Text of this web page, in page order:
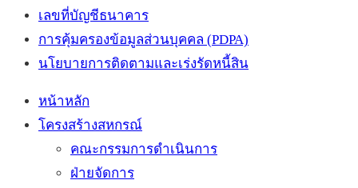
เลขที่บัญชีธนาคาร
การคุ้มครองข้อมูลส่วนบุคคล (PDPA)
นโยบายการติดตามและเร่งรัดหนี้สิน
หน้าหลัก
โครงสร้างสหกรณ์
คณะกรรมการดำเนินการ
ฝ่ายจัดการ